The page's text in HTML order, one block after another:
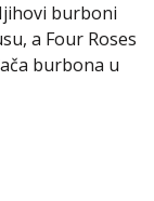
burboni
a Four Roses
burbona u